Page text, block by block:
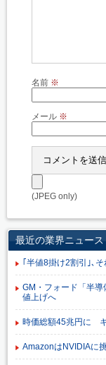
名前 ※
メール ※
(JPEG only)
最近の業界ニュース
｢半値8掛け2割引｣､
GM・フォード「半
値上げへ
時価総額45兆円に
AmazonはNVIDIAに